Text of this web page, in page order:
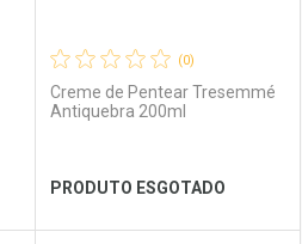
Ver Desconto Convênio
(0)
Creme de Pentear Tresemmé
Antiquebra 200ml
PRODUTO ESGOTADO